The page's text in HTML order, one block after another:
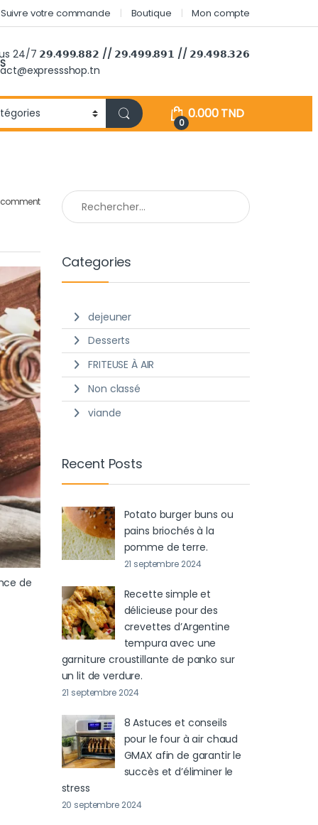
Suivre votre commande Boutique Mon compte
24/7 𝟮𝟵.𝟰𝟵𝟵.𝟴𝟴𝟮 // 𝟮𝟵.𝟰𝟵𝟵.𝟴𝟵𝟭 // 𝟮𝟵.𝟰𝟵𝟴.𝟯𝟮𝟲
0
0.000TND
comment
de
Rechercher :
Categories
dejeuner
Desserts
FRITEUSE À AIR
Non classé
viande
Recent Posts
Potato burger buns ou
pains briochés à la
pomme de terre.
21 septembre 2024
Recette simple et
délicieuse pour des
crevettes d’Argentine
tempura avec une
garniture croustillante de panko sur
un lit de verdure.
21 septembre 2024
8 Astuces et conseils
pour le four à air chaud
GMAX afin de garantir le
succès et d’éliminer le
stress
20 septembre 2024